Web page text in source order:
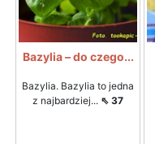
Bazylia – do czego...
Bazylia. Bazylia to jedna
z najbardziej... ⇖ 37